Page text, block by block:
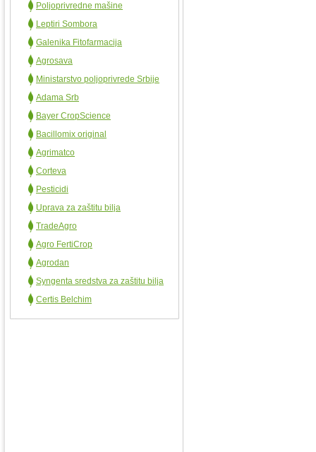
Poljoprivredne mašine
Leptiri Sombora
Galenika Fitofarmacija
Agrosava
Ministarstvo poljoprivrede Srbije
Adama Srb
Bayer CropScience
Bacillomix original
Agrimatco
Corteva
Pesticidi
Uprava za zaštitu bilja
TradeAgro
Agro FertiCrop
Agrodan
Syngenta sredstva za zaštitu bilja
Certis Belchim